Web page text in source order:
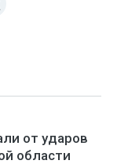
от ударов
области